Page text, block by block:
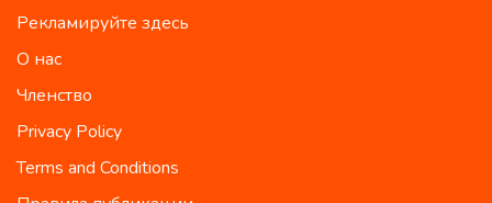
Рекламируйте здесь
О нас
Членство
Privacy Policy
Terms and Conditions